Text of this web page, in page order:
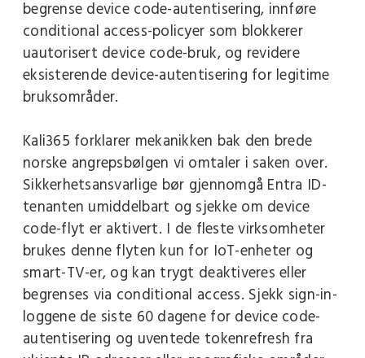
begrense device code-autentisering, innføre
conditional access-policyer som blokkerer
uautorisert device code-bruk, og revidere
eksisterende device-autentisering for legitime
bruksområder.
Kali365 forklarer mekanikken bak den brede
norske angrepsbølgen vi omtaler i saken over.
Sikkerhetsansvarlige bør gjennomgå Entra ID-
tenanten umiddelbart og sjekke om device
code-flyt er aktivert. I de fleste virksomheter
brukes denne flyten kun for IoT-enheter og
smart-TV-er, og kan trygt deaktiveres eller
begrenses via conditional access. Sjekk sign-in-
loggene de siste 60 dagene for device code-
autentisering og uventede tokenrefresh fra